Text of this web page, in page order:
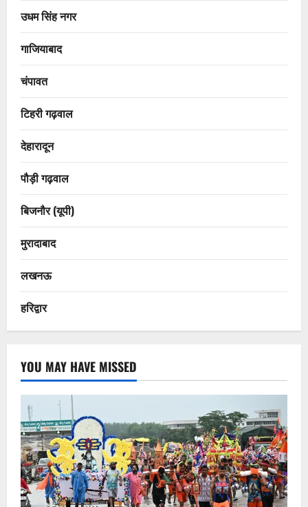
उधम सिंह नगर
गाजियाबाद
चंपावत
टिहरी गढ़वाल
देहारादून
पौड़ी गढ़वाल
बिजनौर (यूपी)
मुरादाबाद
लखनऊ
हरिद्वार
YOU MAY HAVE MISSED